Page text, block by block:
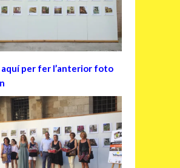
aquí per fer l’anterior foto